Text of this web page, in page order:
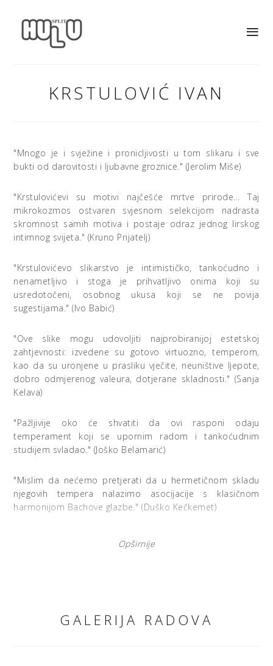
KRSTULOVIĆ IVAN
"Mnogo je i svježine i pronicljivosti u tom slikaru i sve
bukti od darovitosti i ljubavne groznice." (Jerolim Miše)
"Krstulovićevi su motivi najčešće mrtve prirode... Taj
mikrokozmos ostvaren svjesnom selekcijom nadrasta
skromnost samih motiva i postaje odraz jednog lirskog
intimnog svijeta." (Kruno Prijatelj)
"Krstulovićevo slikarstvo je intimističko, tankoćudno i
nenametljivo i stoga je prihvatljivo onima koji su
usredotočeni, osobnog ukusa koji se ne povija
sugestijama." (Ivo Babić)
"Ove slike mogu udovoljiti najprobiranijoj estetskoj
zahtjevnosti: izvedene su gotovo virtuozno, temperom,
kao da su uronjene u prasliku vječite, neuništive ljepote,
dobro odmjerenog valeura, dotjerane skladnosti." (Sanja
Kelava)
"Pažljivije oko će shvatiti da ovi rasponi odaju
temperament koji se upornim radom i tankoćudnim
studijem svladao." (Joško Belamarić)
"Mislim da nećemo pretjerati da u hermetičnom skladu
njegovih tempera nalazimo asocijacije s klasičnom
harmonijom Bachove glazbe." (Duško Kečkemet)
Opširnije
GALERIJA RADOVA